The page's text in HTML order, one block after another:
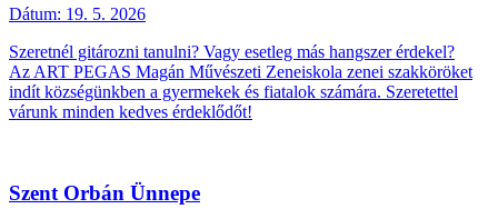
Dátum: 19. 5. 2026
Szeretnél gitározni tanulni? Vagy esetleg más hangszer érdekel?
Az ART PEGAS Magán Művészeti Zeneiskola zenei szakköröket
indít községünkben a gyermekek és fiatalok számára. Szeretettel
várunk minden kedves érdeklődőt!
Szent Orbán Ünnepe